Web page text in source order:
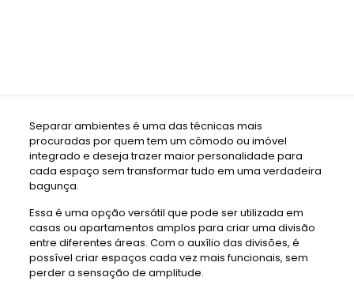
Separar ambientes é uma das técnicas mais
procuradas por quem tem um cômodo ou imóvel
integrado e deseja trazer maior personalidade para
cada espaço sem transformar tudo em uma verdadeira
bagunça.
Essa é uma opção versátil que pode ser utilizada em
casas ou apartamentos amplos para criar uma divisão
entre diferentes áreas. Com o auxílio das divisões, é
possível criar espaços cada vez mais funcionais, sem
perder a sensação de amplitude.